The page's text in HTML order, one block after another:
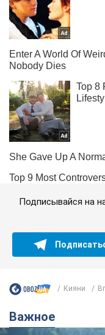
Подписывайся на
Кияни
Важное